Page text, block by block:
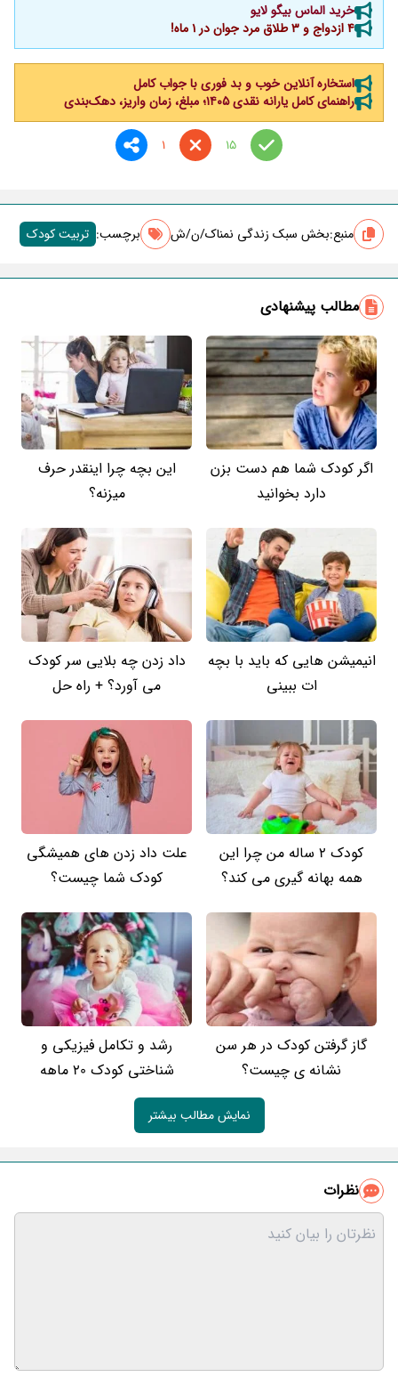
خرید الماس بیگو لایو
4 ازدواج و 3 طلاق مرد جوان در 1 ماه!
استخاره آنلاین خوب و بد فوری با جواب کامل
راهنمای کامل یارانه نقدی ۱۴۰۵؛ مبلغ، زمان واریز، دهک‌بندی
15
1
منبع:بخش سبک زندگی نمناک/ن/ش برچسب‌: تربیت کودک
مطالب پیشنهادی
اگر کودک شما هم دست بزن
دارد بخوانید
این بچه چرا اینقدر حرف
میزنه؟
انیمیشن هایی که باید با بچه
ات ببینی
داد زدن چه بلایی سر کودک
می آورد؟ + راه حل
کودک 2 ساله من چرا این
همه بهانه گیری می کند؟
علت داد زدن های همیشگی
کودک شما چیست؟
گاز گرفتن کودک در هر سن
نشانه ی چیست؟
رشد و تکامل فیزیکی و
شناختی کودک 20 ماهه
نمایش مطالب بیشتر
نظرات